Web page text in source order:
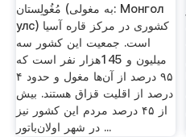
مُغُولِستان (به مغولی: Монгол
улс) کشوری در مرکز قاره آسیا
است. جمعیت این کشور سه
میلیون و 145هزار نفر است که
۹۵ درصد از آن‌ها مغول و حدود ۴
درصد از اقلیت قزاق هستند. بیش
از ۴۵ درصد مردم این کشور نیز
در شهر اولان‌باتور ...